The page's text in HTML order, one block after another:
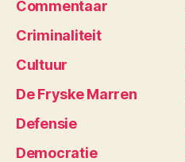
Commentaar
Criminaliteit
Cultuur
De Fryske Marren
Defensie
Democratie